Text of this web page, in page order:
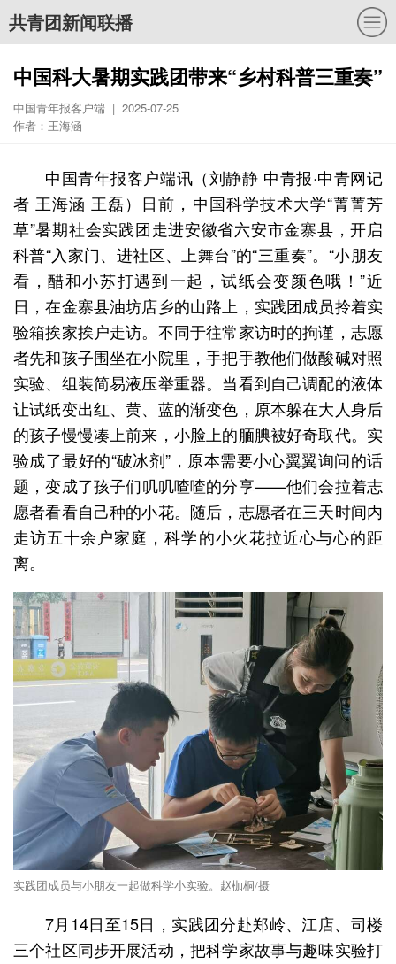
共青团新闻联播
中国科大暑期实践团带来“乡村科普三重奏”
中国青年报客户端 | 2025-07-25
作者：王海涵
中国青年报客户端讯（刘静静 中青报·中青网记
者 王海涵 王磊）日前，中国科学技术大学“菁菁芳
草”暑期社会实践团走进安徽省六安市金寨县，开启
科普“入家门、进社区、上舞台”的“三重奏”。 “小朋友
看，醋和小苏打遇到一起，试纸会变颜色哦！”近
日，在金寨县油坊店乡的山路上，实践团成员拎着实
验箱挨家挨户走访。不同于往常家访时的拘谨，志愿
者先和孩子围坐在小院里，手把手教他们做酸碱对照
实验、组装简易液压举重器。 当看到自己调配的液体
让试纸变出红、黄、蓝的渐变色，原本躲在大人身后
的孩子慢慢凑上前来，小脸上的腼腆被好奇取代。实
验成了最好的“破冰剂”，原本需要小心翼翼询问的话
题，变成了孩子们叽叽喳喳的分享——他们会拉着志
愿者看看自己种的小花。随后，志愿者在三天时间内
走访五十余户家庭，科学的小火花拉近心与心的距
离。
实践团成员与小朋友一起做科学小实验。赵枷桐/摄
7月14日至15日，实践团分赴郑岭、江店、司楼
三个社区同步开展活动，把科学家故事与趣味实验打